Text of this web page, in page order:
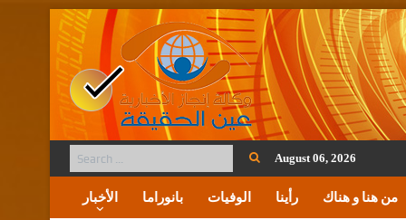
August 06, 2026
الأخبار بانوراما الوفيات رأينا من هنا و هناك